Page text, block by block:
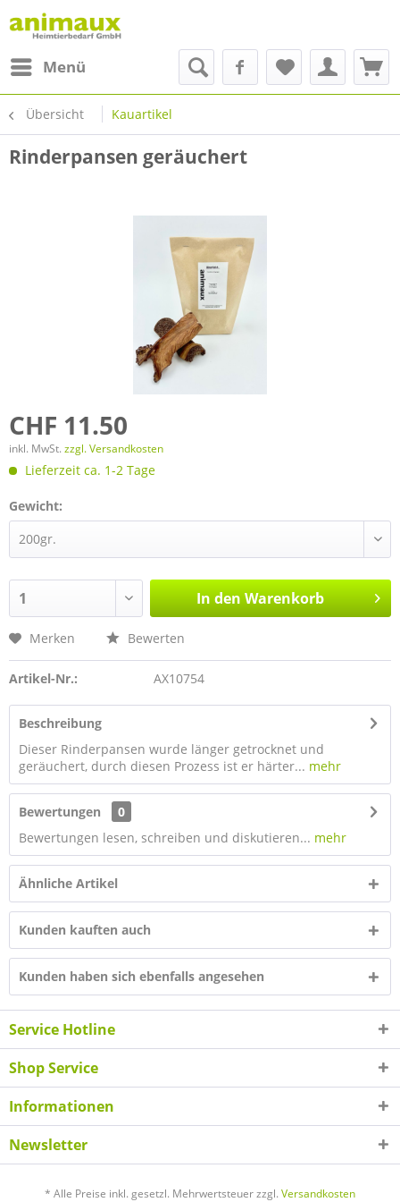
Menü
Übersicht Kauartikel
Rinderpansen geräuchert
CHF 11.50
inkl. MwSt. zzgl. Versandkosten
Lieferzeit ca. 1-2 Tage
Gewicht:
In den Warenkorb
Merken Bewerten
Artikel-Nr.: AX10754
Beschreibung
Dieser Rinderpansen wurde länger getrocknet und
geräuchert, durch diesen Prozess ist er härter... mehr
Bewertungen
0
Bewertungen lesen, schreiben und diskutieren... mehr
Ähnliche Artikel
Kunden kauften auch
Kunden haben sich ebenfalls angesehen
Service Hotline
Shop Service
Informationen
Newsletter
* Alle Preise inkl. gesetzl. Mehrwertsteuer zzgl. Versandkosten